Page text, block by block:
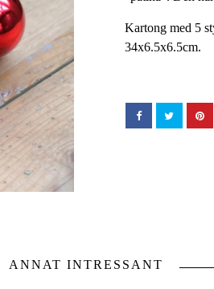
Kartong med 5
34x6.5x6.5cm.
ANNAT INTRESSANT